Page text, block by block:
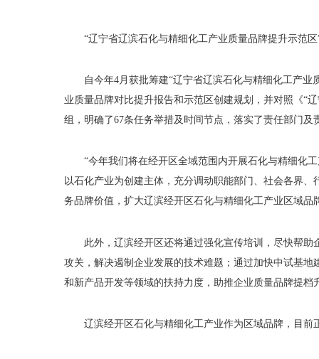
“辽宁省辽滨石化与精细化工产业质量品牌提升示范
自今年4月获批筹建“辽宁省辽滨石化与精细化工产
业质量品牌对比提升报告和示范区创建规划，并对照《“
组，明确了67条任务举措及时间节点，落实了责任部门
“今年我们将在经开区全域范围内开展石化与精细化
以石化产业为创建主体，充分调动职能部门、社会各界
务品牌价值，扩大辽滨经开区石化与精细化工产业区域品
此外，辽滨经开区还将通过强化宣传培训，尽快帮
攻关，解决遏制企业发展的技术难题；通过加快中试基
和新产品开发等领域的扶持力度，助推企业质量品牌提档
辽滨经开区石化与精细化工产业作为区域品牌，目